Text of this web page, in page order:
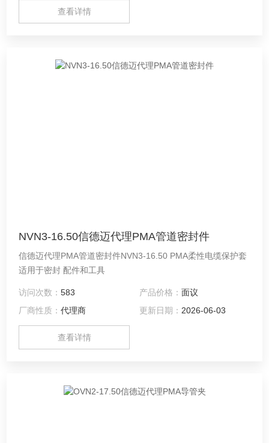
查看详情
NVN3-16.50信德迈代理PMA管道密封件
信德迈代理PMA管道密封件NVN3-16.50 PMA柔性电缆保护套
适用于密封 配件和工具
访问次数：583 产品价格： 面议
厂商性质：代理商 更新日期： 2026-06-03
查看详情